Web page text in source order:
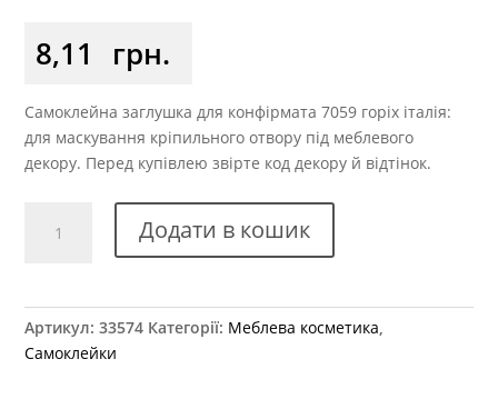
8,11 грн.
Самоклейна заглушка для конфірмата 7059 горіх італія:
для маскування кріпильного отвору під меблевого
декору. Перед купівлею звірте код декору й відтінок.
самоклеюча
горіх
Додати в кошик
Артикул:33574 Категорії: Меблева косметика
Самоклейки